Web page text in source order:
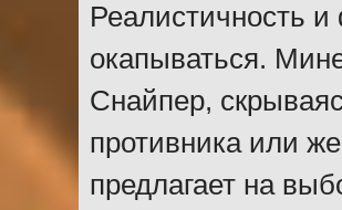
Реалистичность
окапываться.
Снайпер,
противника или
предлагает на